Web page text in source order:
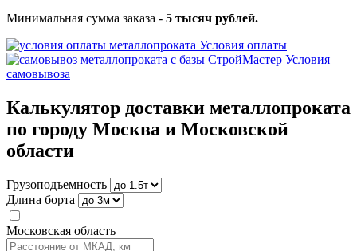
Минимальная сумма заказа - 5 тысяч рублей.
Условия оплаты
Условия
самовывоза
Калькулятор доставки металлопроката
по городу Москва и Московской
области
Грузоподъемность
Длина борта
Московская область